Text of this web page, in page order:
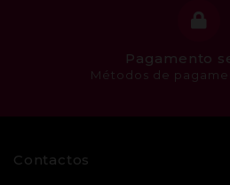
Pagamento
Métodos de
Contactos